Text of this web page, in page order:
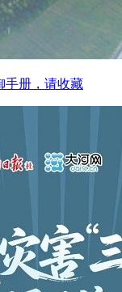
手册，请收藏